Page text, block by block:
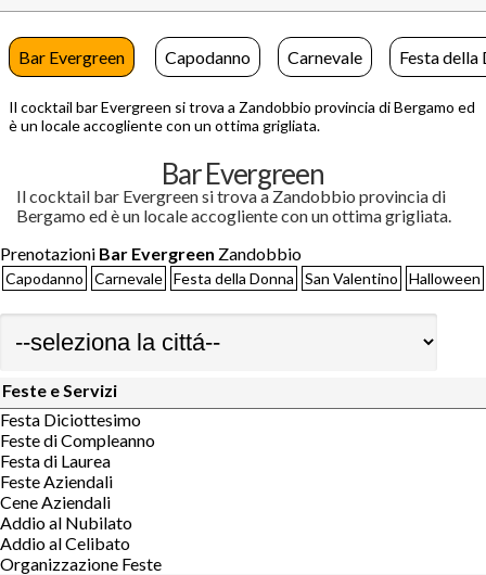
Bar Evergreen Capodanno Carnevale Festa della
Il cocktail bar Evergreen si trova a Zandobbio provincia di Bergamo ed
è un locale accogliente con un ottima grigliata.
Bar Evergreen
Il cocktail bar Evergreen si trova a Zandobbio provincia di
Bergamo ed è un locale accogliente con un ottima grigliata.
Prenotazioni Bar Evergreen Zandobbio
Capodanno Carnevale Festa della Donna San Valentino Halloween
Feste e Servizi
Festa Diciottesimo
Feste di Compleanno
Festa di Laurea
Feste Aziendali
Cene Aziendali
Addio al Nubilato
Addio al Celibato
Organizzazione Feste